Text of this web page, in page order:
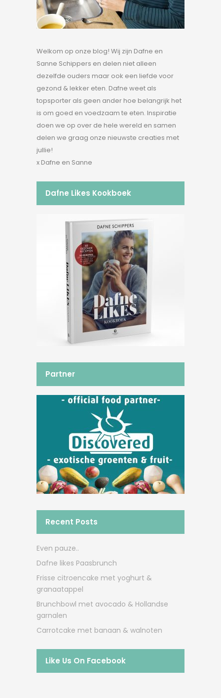
Welkom op onze blog! Wij zijn Dafne en
Sanne Schippers en delen niet alleen
dezelfde ouders maar ook een liefde voor
gezond & lekker eten. Dafne weet als
topsporter als geen ander hoe belangrijk het
is om goed en voedzaam te eten. Inspiratie
doen we op over de hele wereld en samen
delen we graag onze nieuwste creaties met
jullie!
x Dafne en Sanne
Dafne Likes Kookboek
Partner
Recent Posts
Even pauze..
Dafne likes Paasbrunch
Frisse citroencake met yoghurt &
granaatappel
Brunchbowl met avocado & Hollandse
garnalen
Carrotcake met banaan & walnoten
Like Us On Facebook